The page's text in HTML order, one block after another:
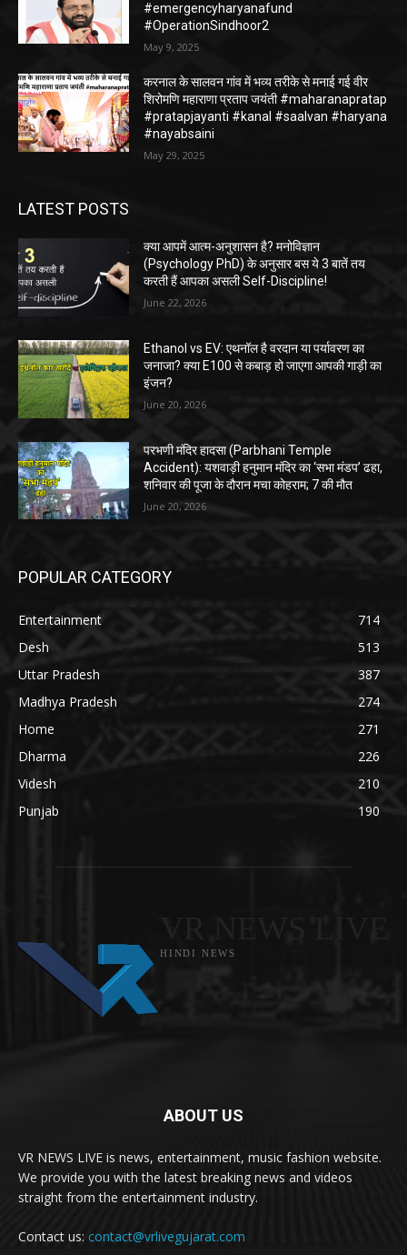
#emergencyharyanafund
#OperationSindhoor2
May 9, 2025
करनाल के सालवन गांव में भव्य तरीके से मनाई गई वीर
शिरोमणि महाराणा प्रताप जयंती #maharanapratap
#pratapjayanti #kanal #saalvan #haryana
#nayabsaini
May 29, 2025
LATEST POSTS
क्या आपमें आत्म-अनुशासन है? मनोविज्ञान
(Psychology PhD) के अनुसार बस ये 3 बातें तय
करती हैं आपका असली Self-Discipline!
June 22, 2026
Ethanol vs EV: एथनॉल है वरदान या पर्यावरण का
जनाजा? क्या E100 से कबाड़ हो जाएगा आपकी गाड़ी का
इंजन?
June 20, 2026
परभणी मंदिर हादसा (Parbhani Temple
Accident): यशवाड़ी हनुमान मंदिर का ‘सभा मंडप’ ढहा,
शनिवार की पूजा के दौरान मचा कोहराम; 7 की मौत
June 20, 2026
POPULAR CATEGORY
Entertainment
714
Desh
513
Uttar Pradesh
387
Madhya Pradesh
274
Home
271
Dharma
226
Videsh
210
Punjab
190
HINDI NEWS
ABOUT US
VR NEWS LIVE is news, entertainment, music fashion website.
We provide you with the latest breaking news and videos
straight from the entertainment industry.
Contact us: contact@vrlivegujarat.com